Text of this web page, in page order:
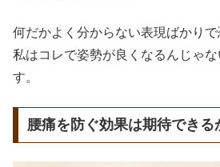
何だかよく分からない表現ばかりで
私はコレで姿勢が良くなるんじゃ
す。
腰痛を防ぐ効果は期待できる